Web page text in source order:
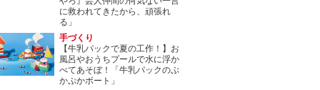
に救われてきたから、頑張れ
る」
手づくり
【牛乳パックで夏の工作！】お
風呂やおうちプールで水に浮か
べてあそぼ！「牛乳パックのぷ
かぷかボート」